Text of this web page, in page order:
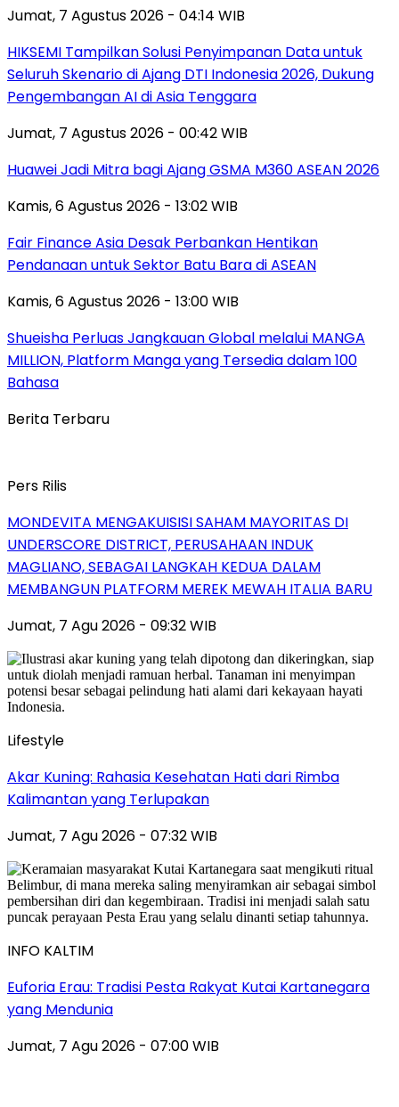
Jumat, 7 Agustus 2026 - 04:14 WIB
HIKSEMI Tampilkan Solusi Penyimpanan Data untuk
Seluruh Skenario di Ajang DTI Indonesia 2026, Dukung
Pengembangan AI di Asia Tenggara
Jumat, 7 Agustus 2026 - 00:42 WIB
Huawei Jadi Mitra bagi Ajang GSMA M360 ASEAN 2026
Kamis, 6 Agustus 2026 - 13:02 WIB
Fair Finance Asia Desak Perbankan Hentikan
Pendanaan untuk Sektor Batu Bara di ASEAN
Kamis, 6 Agustus 2026 - 13:00 WIB
Shueisha Perluas Jangkauan Global melalui MANGA
MILLION, Platform Manga yang Tersedia dalam 100
Bahasa
Berita Terbaru
Pers Rilis
MONDEVITA MENGAKUISISI SAHAM MAYORITAS DI
UNDERSCORE DISTRICT, PERUSAHAAN INDUK
MAGLIANO, SEBAGAI LANGKAH KEDUA DALAM
MEMBANGUN PLATFORM MEREK MEWAH ITALIA BARU
Jumat, 7 Agu 2026 - 09:32 WIB
Lifestyle
Akar Kuning: Rahasia Kesehatan Hati dari Rimba
Kalimantan yang Terlupakan
Jumat, 7 Agu 2026 - 07:32 WIB
INFO KALTIM
Euforia Erau: Tradisi Pesta Rakyat Kutai Kartanegara
yang Mendunia
Jumat, 7 Agu 2026 - 07:00 WIB